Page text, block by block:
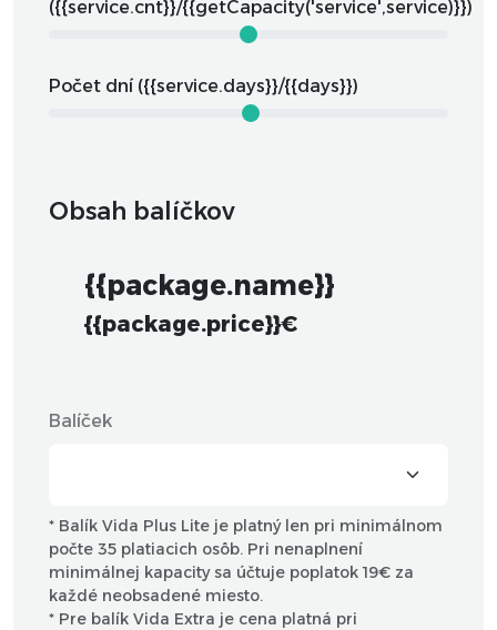
({{service.cnt}}/{{getCapacity('service',service)}})
Počet dní ({{service.days}}/{{days}})
Obsah balíčkov
{{package.name}}
{{package.price}}€
Balíček
* Balík Vida Plus Lite je platný len pri minimálnom
počte 35 platiacich osôb. Pri nenaplnení
minimálnej kapacity sa účtuje poplatok 19€ za
každé neobsadené miesto.
* Pre balík Vida Extra je cena platná pri